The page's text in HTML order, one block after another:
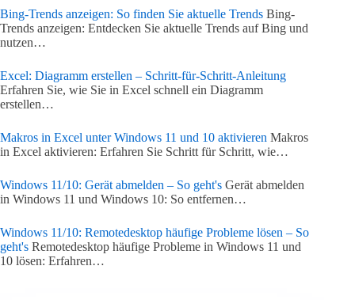
Bing-Trends anzeigen: So finden Sie aktuelle Trends Bing-
Trends anzeigen: Entdecken Sie aktuelle Trends auf Bing und
nutzen…
Excel: Diagramm erstellen – Schritt-für-Schritt-Anleitung
Erfahren Sie, wie Sie in Excel schnell ein Diagramm
erstellen…
Makros in Excel unter Windows 11 und 10 aktivieren Makros
in Excel aktivieren: Erfahren Sie Schritt für Schritt, wie…
Windows 11/10: Gerät abmelden – So geht's Gerät abmelden
in Windows 11 und Windows 10: So entfernen…
Windows 11/10: Remotedesktop häufige Probleme lösen – So
geht's Remotedesktop häufige Probleme in Windows 11 und
10 lösen: Erfahren…